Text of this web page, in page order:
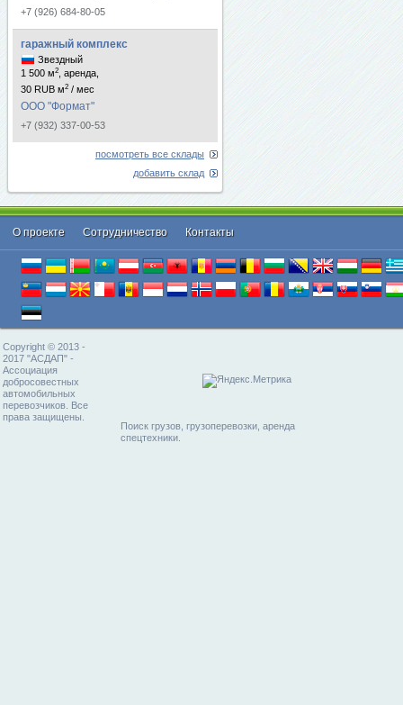
+7 (926) 684-80-05
гаражный комплекс
Звездный
1 500 м2
, аренда,
30 RUB м2 / мес
ООО "Формат"
+7 (932) 337-00-53
посмотреть все склады
добавить склад
О проекте Cотрудничество Контакты
Copyright © 2013 -
2017 "АСДАП" -
Ассоциация
добросовестных
автомобильных
перевозчиков. Все
права защищены.
Поиск грузов, грузоперевозки, аренда
спецтехники.